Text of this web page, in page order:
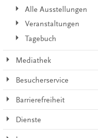
Alle Ausstellungen
Veranstaltungen
Tagebuch
Mediathek
Besucherservice
Barrierefreiheit
Dienste